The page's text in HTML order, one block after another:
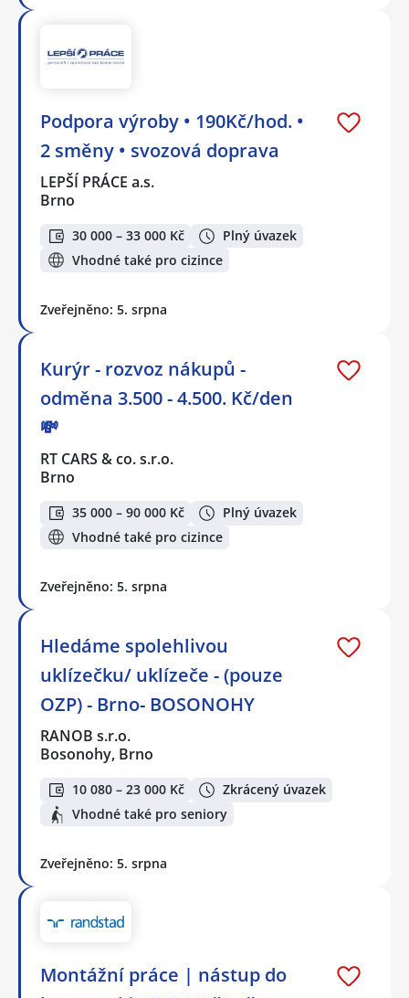
Podpora výroby • 190Kč/hod. •
2 směny • svozová doprava
LEPŠÍ PRÁCE a.s.
Brno
30 000 – 33 000 Kč
Plný úvazek
Vhodné také pro cizince
Zveřejněno: 5. srpna
Kurýr - rozvoz nákupů -
odměna 3.500 - 4.500. Kč/den
💸
RT CARS & co. s.r.o.
Brno
35 000 – 90 000 Kč
Plný úvazek
Vhodné také pro cizince
Zveřejněno: 5. srpna
Hledáme spolehlivou
uklízečku/ uklízeče - (pouze
OZP) - Brno- BOSONOHY
RANOB s.r.o.
Bosonohy, Brno
10 080 – 23 000 Kč
Zkrácený úvazek
Vhodné také pro seniory
Zveřejněno: 5. srpna
Montážní práce | nástup do